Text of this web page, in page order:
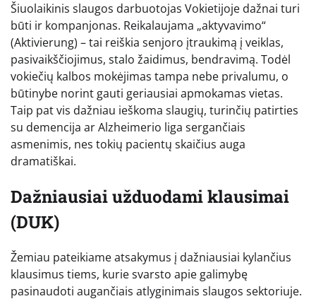
Šiuolaikinis slaugos darbuotojas Vokietijoje dažnai turi
būti ir kompanjonas. Reikalaujama „aktyvavimo“
(Aktivierung) – tai reiškia senjoro įtraukimą į veiklas,
pasivaikščiojimus, stalo žaidimus, bendravimą. Todėl
vokiečių kalbos mokėjimas tampa nebe privalumu, o
būtinybe norint gauti geriausiai apmokamas vietas.
Taip pat vis dažniau ieškoma slaugių, turinčių patirties
su demencija ar Alzheimerio liga sergančiais
asmenimis, nes tokių pacientų skaičius auga
dramatiškai.
Dažniausiai užduodami klausimai
(DUK)
Žemiau pateikiame atsakymus į dažniausiai kylančius
klausimus tiems, kurie svarsto apie galimybę
pasinaudoti augančiais atlyginimais slaugos sektoriuje.